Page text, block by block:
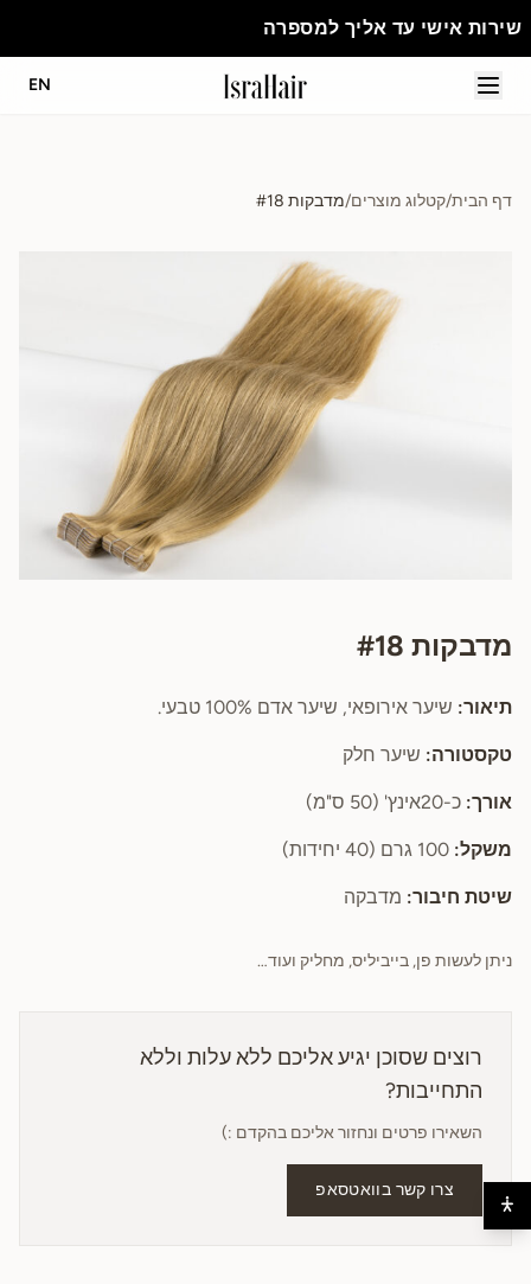
למספרה
EN
דף הבית/קטלוג מוצרים/מדבקות #18
מדבקות #18
תיאור: שיער אירופאי, שיער אדם 100% טבעי.
טקסטורה: שיער חלק
אורך: כ-20אינץ' (50 ס"מ)
משקל: 100 גרם (40 יחידות)
שיטת חיבור: מדבקה
ניתן לעשות פן, בייביליס, מחליק ועוד…
רוצים שסוכן יגיע אליכם ללא עלות וללא
התחייבות?
השאירו פרטים ונחזור אליכם בהקדם :)
צרו קשר בוואטסאפ